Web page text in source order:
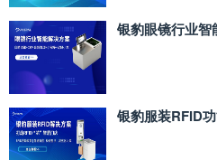
银豹眼镜行业智
银豹服装RFID